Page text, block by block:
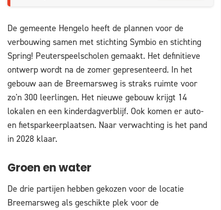
De gemeente Hengelo heeft de plannen voor de
verbouwing samen met stichting Symbio en stichting
Spring! Peuterspeelscholen gemaakt. Het definitieve
ontwerp wordt na de zomer gepresenteerd. In het
gebouw aan de Breemarsweg is straks ruimte voor
zo'n 300 leerlingen. Het nieuwe gebouw krijgt 14
lokalen en een kinderdagverblijf. Ook komen er auto-
en fietsparkeerplaatsen. Naar verwachting is het pand
in 2028 klaar.
Groen en water
De drie partijen hebben gekozen voor de locatie
Breemarsweg als geschikte plek voor de